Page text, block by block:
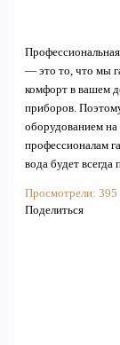
— это то, что мы
комфорт в вашем
приборов.
оборудованием
профессионалам
вода будет всегда
Просмотрели: 395
Поделиться